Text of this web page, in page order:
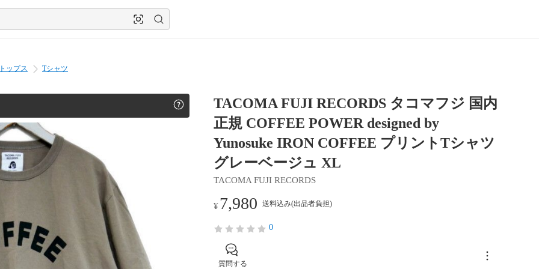
ップス Tシャツ
TACOMA FUJI RECORDS タコマフジ 国内
正規 COFFEE POWER designed by
Yunosuke IRON COFFEE プリントTシャツ
グレーベージュ XL
TACOMA FUJI RECORDS
¥ 7,980 送料込み(出品者負担)
0
質問する